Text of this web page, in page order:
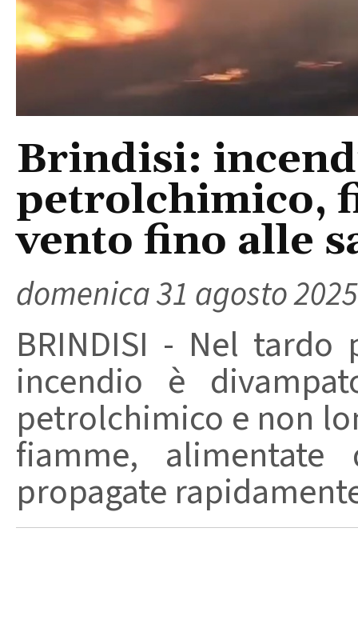
Brindisi:
petrolchimico,
vento fino alle
domenica 31 agosto 2025
BRINDISI - Nel
incendio è
petrolchimico e non
fiamme,
propagate